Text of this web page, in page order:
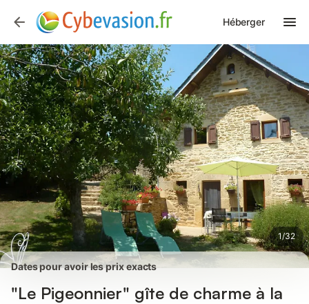
Héberger
1/32
Photos Équipements Avis des voyageurs
Dates pour avoir les prix exacts
"Le Pigeonnier" gîte de charme à la